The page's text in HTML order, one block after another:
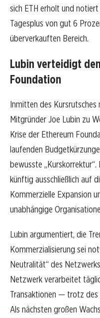
sich ETH erholt und
Tagesplus von gut 6
überverkauften Bereich.
Lubin verteidigt
Foundation
Inmitten des
Mitgründer Joe Lubin zu
Krise der Ethereum
laufenden
bewusste
künftig ausschließlich auf
Kommerzielle Expansion
unabhängige
Lubin argumentiert, die
Kommerzialisierung sei
Neutralität“ des
Netzwerk verarbeitet
Transaktionen — trotz
Als nächsten großen